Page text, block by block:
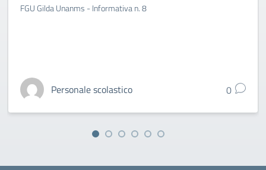
FGU Gilda Unanms - Informativa n. 8
Personale scolastico 0